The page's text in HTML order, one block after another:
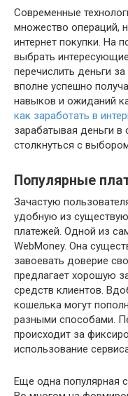
Современные
множество операций,
интернет покупки. На
выбрать
перечислить деньги
вполне успешно
навыков и ожиданий
как заработать в
зарабатывая деньги
столкнуться с
Популярные
Зачастую
удобную из
платежей. Одной из
WebMoney. Она
завоевать доверие
предлагает хорошую
средств клиентов.
кошелька могут
разными способами.
происходит за
использование
Еще одна популярная